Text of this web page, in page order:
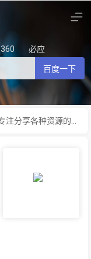
360 必应
百度一下